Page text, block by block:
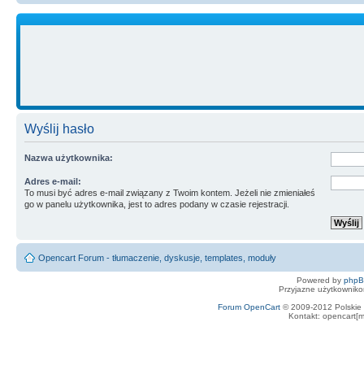
Wyślij hasło
Nazwa użytkownika:
Adres e-mail:
To musi być adres e-mail związany z Twoim kontem. Jeżeli nie zmieniałeś
go w panelu użytkownika, jest to adres podany w czasie rejestracji.
Opencart Forum - tłumaczenie, dyskusje, templates, moduły
Powered by
Przyjazne
Forum OpenCart© 2009-2012 Polskie
Kontakt: